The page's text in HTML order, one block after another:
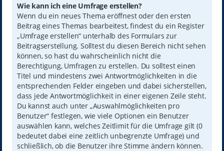
Wie kann ich eine Umfrage erstellen?
Wenn du ein neues Thema eröffnest oder den ersten
Beitrag eines Themas bearbeitest, findest du ein Register
„Umfrage erstellen“ unterhalb des Formulars zur
Beitragserstellung. Solltest du diesen Bereich nicht sehen
können, so hast du wahrscheinlich nicht die
Berechtigung, Umfragen zu erstellen. Du solltest einen
Titel und mindestens zwei Antwortmöglichkeiten in die
entsprechenden Felder eingeben und dabei sicherstellen,
dass jede Antwortmöglichkeit in einer eigenen Zeile steht.
Du kannst auch unter „Auswahlmöglichkeiten pro
Benutzer“ festlegen, wie viele Optionen ein Benutzer
auswählen kann, welches Zeitlimit für die Umfrage gilt (0
bedeutet dabei eine zeitlich unbegrenzte Umfrage) und
schließlich, ob die Benutzer ihre Stimme ändern können.